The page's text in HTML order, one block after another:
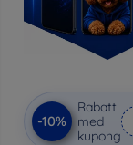
-10%
Rabatt
med
kupong